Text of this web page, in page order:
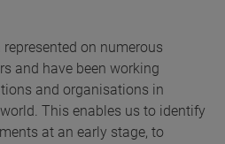
on numerous
and have been working
and organisations in
This enables us to identify
at an early stage, to